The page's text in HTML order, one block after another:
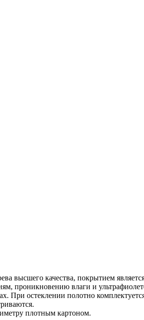
высшего качества, покрытием
проникновению влаги и
При остеклении полотно
плотным картоном.